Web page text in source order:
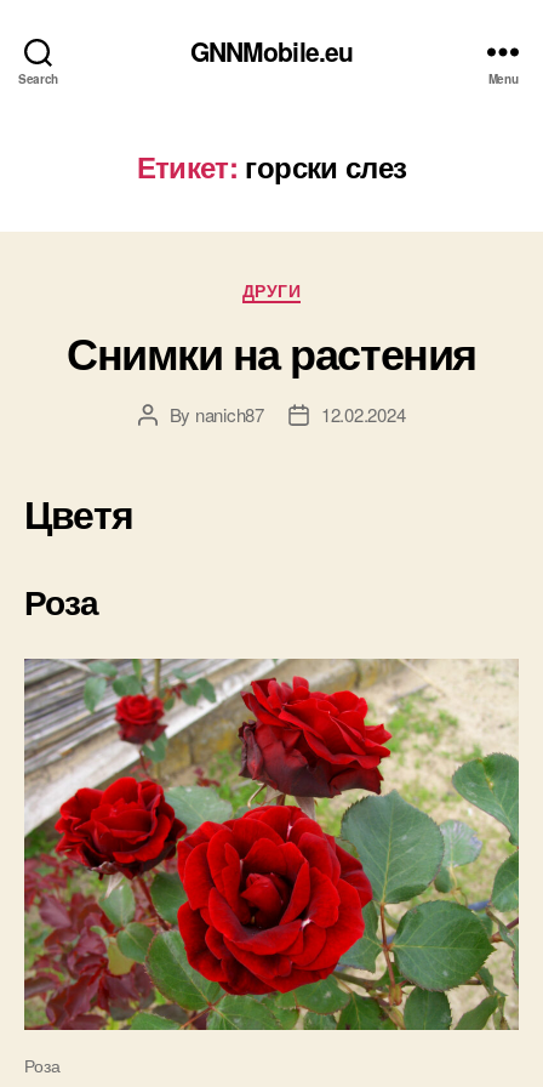
Search
GNNMobile.eu
Menu
Етикет: горски слез
Categories
ДРУГИ
Снимки на растения
PostBy nanich87
Post12.02.2024
Цветя
Роза
Роза